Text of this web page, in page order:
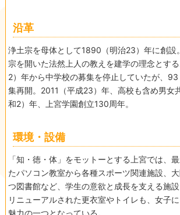
沿革
浄土宗を母体として1890（明治23）年に創設
宗を開いた法然上人の教えを建学の理念とす
2）年から中学校の募集を停止していたが、
集再開。2011（平成23）年、高校も含め男女
和2）年、上宮学園創立130周年。
環境・設備
「知・徳・体」をモットーとする上宮では、
たパソコン教室から各種スポーツ関連施設、
つ図書館など、学生の意欲と成長を支える施設
リニューアルされた更衣室やトイレも、女子
魅力の一つとなっている。